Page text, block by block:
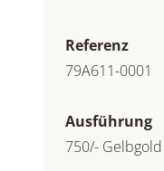
Referenz
79A611-0001
Ausführung
750/- Gelbgold